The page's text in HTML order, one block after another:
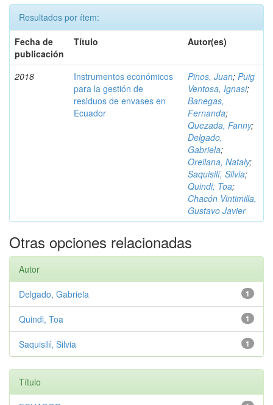
Resultados por ítem:
Fecha de
publicación
Título Autor(es)
2018
Instrumentos económicos
para la gestión de
residuos de envases en
Ecuador
Pinos, Juan; Puig
Ventosa, Ignasi;
Banegas,
Fernanda;
Quezada, Fanny;
Delgado,
Gabriela;
Orellana, Nataly;
Saquisilí, Silvia;
Quindi, Toa;
Chacón Vintimilla,
Gustavo Javier
Otras opciones relacionadas
Autor
1
Delgado, Gabriela
1
Quindi, Toa
1
Saquisilí, Silvia
Título